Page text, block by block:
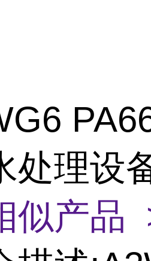
处理设
似产品